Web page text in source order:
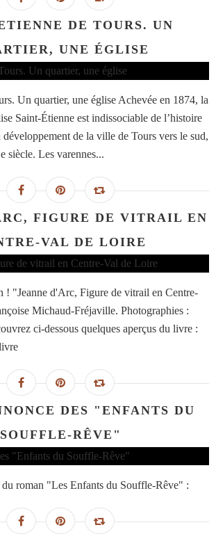
DE TOURS. UN
UNE ÉGLISE
Un quartier, une église Achevée en 1874, la
Saint-Étienne est indissociable de l’histoire
de la ville de Tours vers le sud,
siècle. Les varennes...
FIGURE DE VITRAIL EN
VAL DE LOIRE
! "Jeanne d'Arc, Figure de vitrail en Centre-
Michaud-Fréjaville. Photographies :
ci-dessous quelques aperçus du livre :
DES "ENFANTS DU
SOUFFLE-RÊVE"
roman "Les Enfants du Souffle-Rêve" :